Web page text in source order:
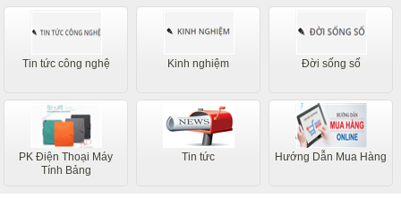
Tin tức công nghệ Kinh nghiệm Đời sống số
PK Điện Thoại Máy
Tính Bảng
Tin tức Hướng Dẫn Mua Hàng